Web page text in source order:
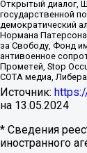
Открытый диалог,
государственной
демократический
Нормана
за Свободу, Фонд
антивоенное
Прометей, Stop
СОТА медиа,
Источник:
на 13.05.2024
* Сведения
иностранного